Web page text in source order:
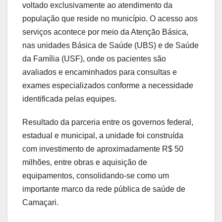
voltado exclusivamente ao atendimento da
população que reside no município. O acesso aos
serviços acontece por meio da Atenção Básica,
nas unidades Básica de Saúde (UBS) e de Saúde
da Família (USF), onde os pacientes são
avaliados e encaminhados para consultas e
exames especializados conforme a necessidade
identificada pelas equipes.
Resultado da parceria entre os governos federal,
estadual e municipal, a unidade foi construída
com investimento de aproximadamente R$ 50
milhões, entre obras e aquisição de
equipamentos, consolidando-se como um
importante marco da rede pública de saúde de
Camaçari.